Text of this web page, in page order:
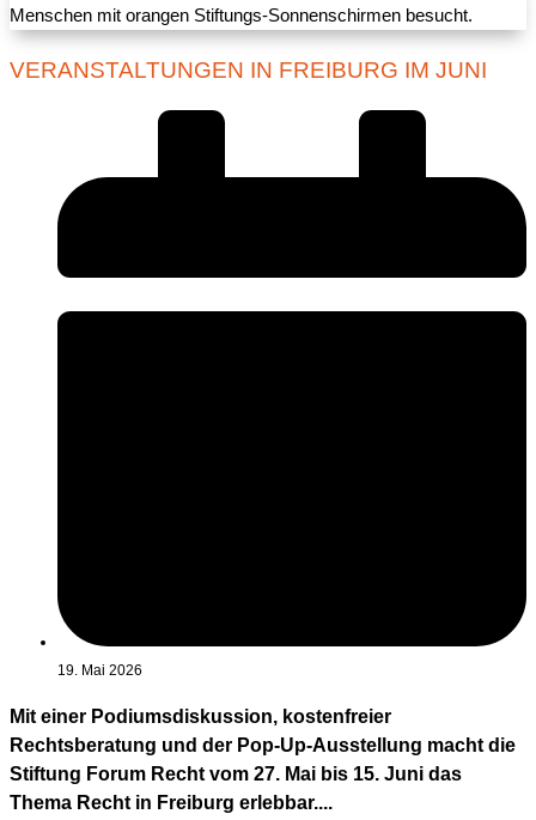
VERANSTALTUNGEN IN FREIBURG IM JUNI
19. Mai 2026
Mit einer Podiumsdiskussion, kostenfreier
Rechtsberatung und der Pop-Up-Ausstellung macht die
Stiftung Forum Recht vom 27. Mai bis 15. Juni das
Thema Recht in Freiburg erlebbar....